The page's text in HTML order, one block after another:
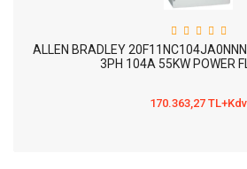
ALLEN BRADLEY
3PH 104A 55KW POWER
170.363,27 TL+Kdv